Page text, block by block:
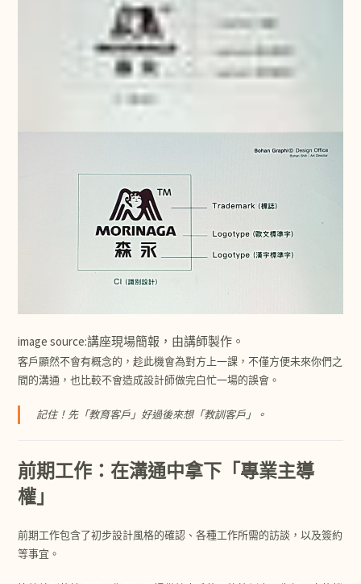
image source:講座現場簡報，由講師製作。
客戶顯然不會有概念的，趁此機會為對方上一課，不僅方便未來你們之
間的溝通，也比較不會造成設計師做完白忙一場的誤會。
記住！先「教育客戶」好過後來想「教訓客戶」。
前期工作：在溝通中拿下「專業主導
權」
前期工作包含了初步設計風格的確認、各種工作所需的訪談，以及簽約
等事宜。